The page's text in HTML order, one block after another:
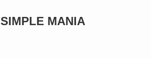
SIMPLE MANIA